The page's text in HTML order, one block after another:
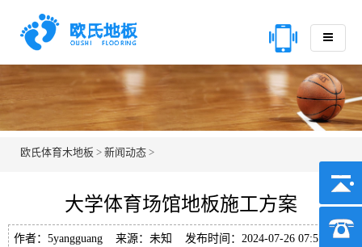
欧氏体育木地板 > 新闻动态 >
大学体育场馆地板施工方案
作者：5yangguang 来源：未知 发布时间：2024-07-26 07:57 浏